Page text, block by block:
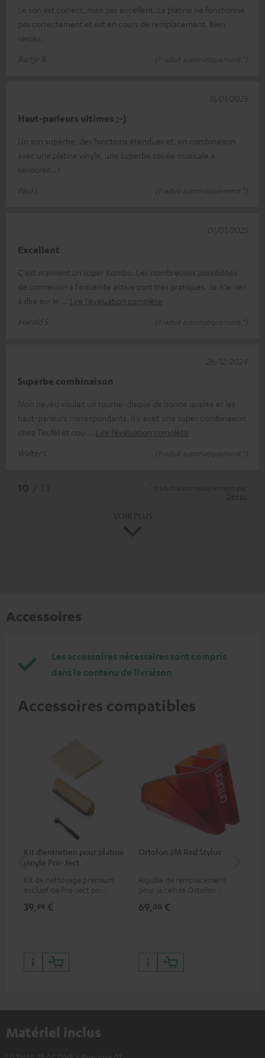
Le son est correct, mais pas excellent. La platine ne fonctionne
pas correctement et est en cours de remplacement. Bien
résolu.
Bartje B.
(Traduit automatiquement *)
Haut-parleurs ultimes ;-)
Un son superbe, des fonctions étendues et, en combinaison
avec une platine vinyle, une superbe soirée musicale à
savourer... !
Paul L.
(Traduit automatiquement *)
15/01/2025
Excellent
C'est vraiment un super Kombo. Les nombreuses possibilités
de connexion à l'enceinte active sont très pratiques. Je n'ai rien
à dire sur le
Lire l’évaluation complète
Harald S.
(Traduit automatiquement *)
01/01/2025
Superbe combinaison
Mon neveu voulait un tourne-disque de bonne qualité et les
haut-parleurs correspondants. Il y avait une super combinaison
chez Teufel et nou
Lire l’évaluation complète
Walter L.
(Traduit automatiquement *)
26/12/2024
Accessoires
Les accessoires nécessaires sont compris
dans le contenu de livraison
Accessoires compatibles
Kit d'entretien pour platine
vinyle Pro-Ject
Kit de nettoyage premium
exclusif de Pro-Ject pour
disponible uniquement sur le
39,99 €
Ortofon 2M Red Stylus
Aiguille de remplacement
pour la cellule Ortofon 2M
69,00 €
Matériel inclus